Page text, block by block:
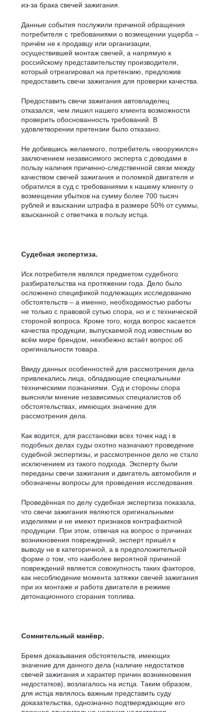
из-за брака свечей зажигания.
Данные события послужили причиной обращения
потребителя с требованиями о возмещении ущерба –
причём не к продавцу или организации,
осуществившей монтаж свечей, а напрямую к
российскому представительству производителя,
который отреагировал на претензию, предложив
предоставить свечи зажигания для проверки качества.
Предоставить свечи зажигания автовладелец
отказался, чем лишил нашего клиента возможности
проверить обоснованность требований. В
удовлетворении претензии было отказано.
Не добившись желаемого, потребитель «вооружился»
заключением независимого эксперта с доводами в
пользу наличия причинно-следственной связи между
качеством свечей зажигания и поломкой двигателя и
обратился в суд с требованиями к нашему клиенту о
возмещении убытков на сумму более 700 тысяч
рублей и взыскании штрафа в размере 50% от суммы,
взысканной с ответчика в пользу истца.
Судебная экспертиза.
Иск потребителя являлся предметом судебного
разбирательства на протяжении года. Дело было
осложнено спецификой подлежащих исследованию
обстоятельств – а именно, необходимостью работы
не только с правовой сутью спора, но и с технической
стороной вопроса. Кроме того, когда вопрос касается
качества продукции, выпускаемой под известным во
всём мире брендом, неизбежно встаёт вопрос об
оригинальности товара.
Ввиду данных особенностей для рассмотрения дела
привлекались лица, обладающие специальными
техническими познаниями. Суд и стороны спора
выясняли мнение независимых специалистов об
обстоятельствах, имеющих значение для
рассмотрения дела.
Как водится, для расстановки всех точек над i в
подобных делах суды охотно назначают проведение
судебной экспертизы, и рассмотренное дело не стало
исключением из такого подхода. Эксперту были
переданы свечи зажигания и двигатель автомобиля и
обозначены вопросы для проведения исследования.
Проведённая по делу судебная экспертиза показала,
что свечи зажигания являются оригинальными
изделиями и не имеют признаков контрафактной
продукции. При этом, отвечая на вопрос о причинах
возникновения повреждений, эксперт пришёл к
выводу не в категоричной, а в предположительной
форме о том, что наиболее вероятной причиной
повреждений является совокупность таких факторов,
как несоблюдение момента затяжки свечей зажигания
при их монтаже и работа двигателя в режиме
детонационного сгорания топлива.
Сомнительный манёвр.
Бремя доказывания обстоятельств, имеющих
значение для данного дела (наличие недостатков
свечей зажигания и характер причин возникновения
недостатков), возлагалось на истца. Таким образом,
для истца являлось важным представить суду
доказательства, однозначно подтверждающие его